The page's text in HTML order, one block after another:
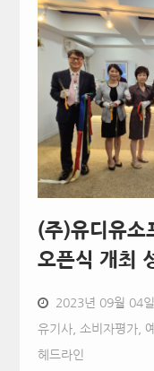
(주)유디유소
오픈식 개최
2023년 09월 04일
유기사, 소비자평가,
헤드라인